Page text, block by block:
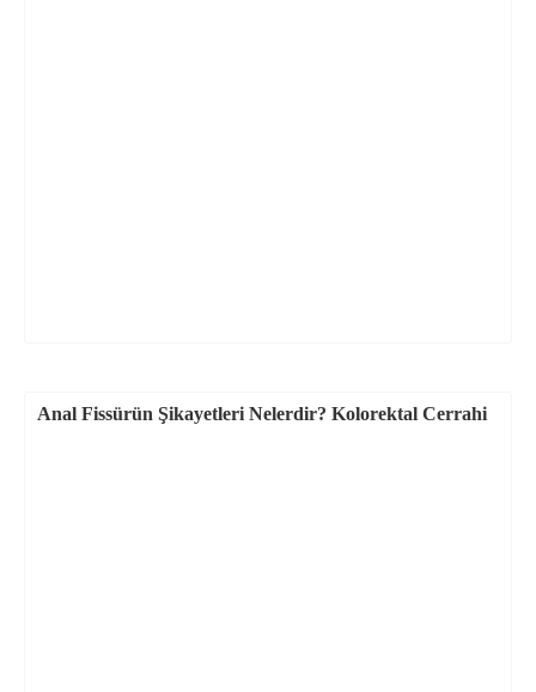
Anal Fissürün Şikayetleri Nelerdir? Kolorektal Cerrahi